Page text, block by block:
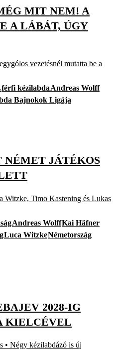
MIT NEM! A
A LÁBÁT, ÚGY
vezetésnél mutatta be a
férfi kézilabdaAndreas Wolff
Bajnokok Ligája
JÁTÉKOS
Witzke, Timo Kastening és Lukas
Andreas WolffKai Häfner
Luca WitzkeNémetország
2028-IG
KIELCÉVEL
• Négy kézilabdázó is új